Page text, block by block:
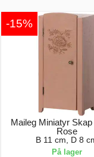
-15%
Maileg Miniatyr
Rose
B 11 cm, D 8
På lager